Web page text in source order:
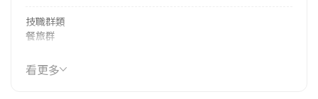
技職群類
餐旅群
114年學費
14,485 元/學期
看更多